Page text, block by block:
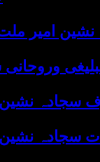
امیر
سجادہ
سجادہ